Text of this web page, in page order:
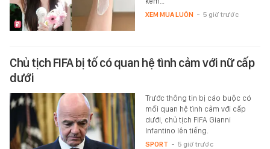
XEM MUA LUÔN - 5 giờ trước
Chủ tịch FIFA bị tố có quan hệ tình cảm với nữ cấp
dưới
Trước thông tin bị cáo buộc có
mối quan hệ tình cảm với cấp
dưới, chủ tịch FIFA Gianni
Infantino lên tiếng.
SPORT - 5 giờ trước